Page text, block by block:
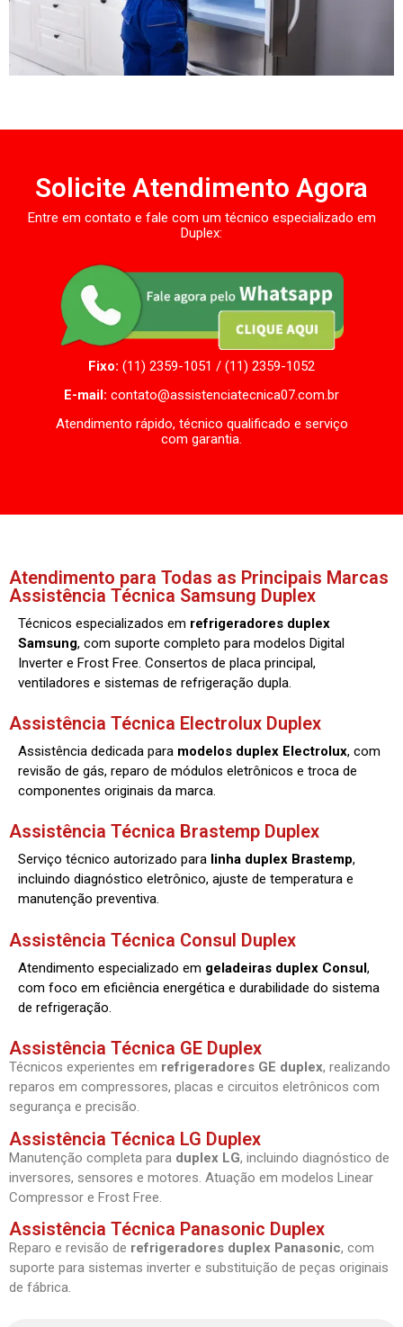
Solicite Atendimento Agora
Entre em contato e fale com um técnico especializado em
Duplex:
Fixo: (11) 2359-1051 / (11) 2359-1052
E-mail: contato@assistenciatecnica07.com.br
Atendimento rápido, técnico qualificado e serviço
com garantia.
Atendimento para Todas as Principais Marcas
Assistência Técnica Samsung Duplex
Técnicos especializados em refrigeradores duplex
Samsung, com suporte completo para modelos Digital
Inverter e Frost Free. Consertos de placa principal,
ventiladores e sistemas de refrigeração dupla.
Assistência Técnica Electrolux Duplex
Assistência dedicada para modelos duplex Electrolux, com
revisão de gás, reparo de módulos eletrônicos e troca de
componentes originais da marca.
Assistência Técnica Brastemp Duplex
Serviço técnico autorizado para linha duplex Brastemp,
incluindo diagnóstico eletrônico, ajuste de temperatura e
manutenção preventiva.
Assistência Técnica Consul Duplex
Atendimento especializado em geladeiras duplex Consul,
com foco em eficiência energética e durabilidade do sistema
de refrigeração.
Assistência Técnica GE Duplex
Técnicos experientes em refrigeradores GE duplex, realizando
reparos em compressores, placas e circuitos eletrônicos com
segurança e precisão.
Assistência Técnica LG Duplex
Manutenção completa para duplex LG, incluindo diagnóstico de
inversores, sensores e motores. Atuação em modelos Linear
Compressor e Frost Free.
Assistência Técnica Panasonic Duplex
Reparo e revisão de refrigeradores duplex Panasonic, com
suporte para sistemas inverter e substituição de peças originais
de fábrica.